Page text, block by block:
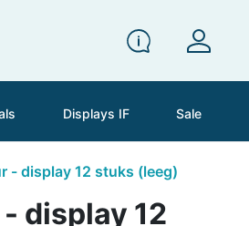
Displays IF Sale
- display 12 stuks (leeg)
display 12